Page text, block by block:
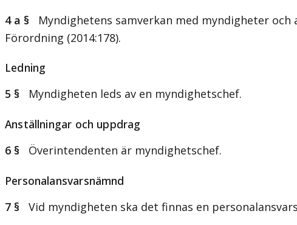
4 a § Myndighetens samverkan med myndigheter
Förordning (2014:178).
Ledning
5 § Myndigheten leds av en myndighetschef.
Anställningar och uppdrag
6 § Överintendenten är myndighetschef.
Personalansvarsnämnd
7 § Vid myndigheten ska det finnas en